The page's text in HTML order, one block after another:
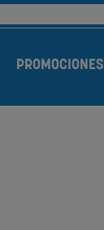
PROMOCIONES